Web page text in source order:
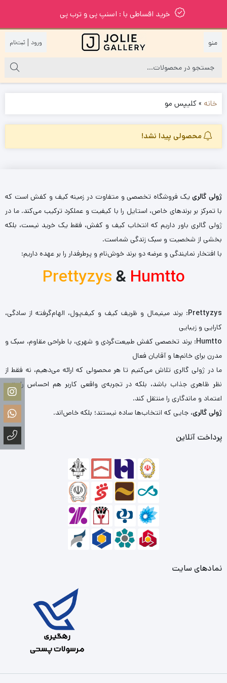
خرید اقساطی با : اسنپ پی و ترب پی
|
خانه »کلیپس مو
محصولی پیدا نشد!
ژولی گالرییک فروشگاه تخصصی و متفاوت در زمینه کیف و کفش است که
با تمرکز بر برندهای خاص، استایل را با کیفیت و عملکرد ترکیب می‌کند. ما در
ژولی گالری باور داریم که انتخاب کیف و کفش، فقط یک خرید نیست، بلکه
بخشی از شخصیت و سبک زندگی شماست.
با افتخار نمایندگی و عرضه دو برند خوش‌نام و پرطرفدار را بر عهده داریم:
Prettyzys& Humtto
Prettyzys: برند مینیمال و ظریف کیف و کیف‌پول، الهام‌گرفته از سادگی،
کارایی و زیبایی
Humtto: برند تخصصی کفش طبیعت‌گردی و شهری، با طراحی مقاوم، سبک و
مدرن برای خانم‌ها و آقایان فعال
ما در ژولی گالری تلاش می‌کنیم تا هر محصولی که ارائه می‌دهیم، نه فقط از
نظر ظاهری جذاب باشد، بلکه در تجربه‌ی واقعی کاربر هم احساس راحتی،
اعتماد و ماندگاری را منتقل کند.
ژولی گالری، جایی که انتخاب‌ها ساده نیستند؛ بلکه خاص‌اند.
پرداخت آنلاین
نمادهای سایت